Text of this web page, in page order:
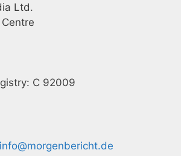
Ltd.
C 92009
info@morgenbericht.de